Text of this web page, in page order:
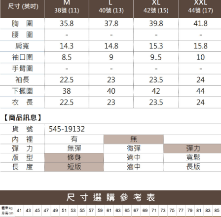
每筆NT$100，滿NT$988(含以上)免運費
付款後7-11取貨
每筆NT$100，滿NT$988(含以上)免運費
大嘴鳥宅配通
每筆NT$100，滿NT$988(含以上)免運費
貨到付款
每筆NT$120